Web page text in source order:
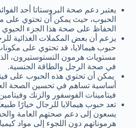
يعتبر دعم صحة البروستاتا أحد
الحبوب، حيث يمكن أن تحتوي على
الحفاظ على صحة هذا الجزء
يزعم أن بعض المكملات الغذائية
حبوب هيمالايا، قد تحتوي على
مستويات هرمون التستوستيرون،
في صحة الرجل والطاقة الجنسية.
يمكن أن تحتوي هذه الحبوب على
أساسية تساهم في تحسين الصحة
فيتامينات الفوسفور والزنك
تعد حبوب هيمالايا للرجال خيارًا
يسعون إلى دعم صحتهم العامة
هرموناتهم دون اللجوء إلى مواد